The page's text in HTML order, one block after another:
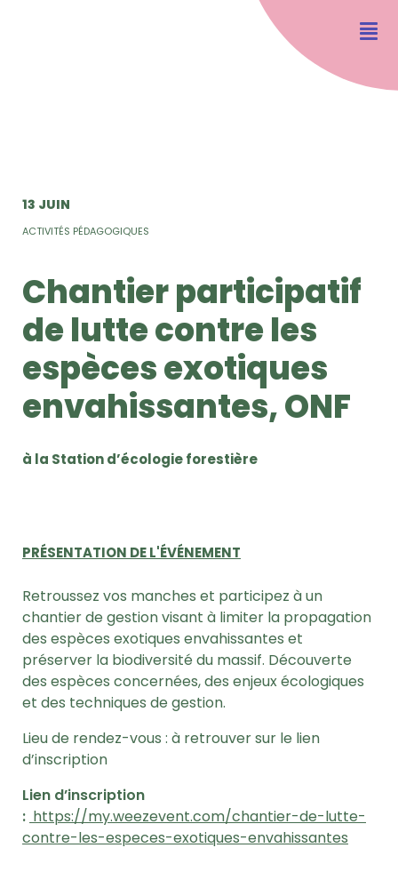
13 JUIN
ACTIVITÉS PÉDAGOGIQUES
Chantier participatif
de lutte contre les
espèces exotiques
envahissantes, ONF
à la Station d’écologie forestière
PRÉSENTATION DE L'ÉVÉNEMENT
Retroussez vos manches et participez à un
chantier de gestion visant à limiter la propagation
des espèces exotiques envahissantes et
préserver la biodiversité du massif. Découverte
des espèces concernées, des enjeux écologiques
et des techniques de gestion.
Lieu de rendez-vous : à retrouver sur le lien
d’inscription
Lien d’inscription
: https://my.weezevent.com/chantier-de-lutte-
contre-les-especes-exotiques-envahissantes